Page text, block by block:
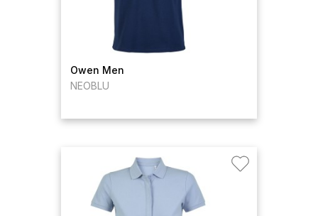
Owen Men
NEOBLU